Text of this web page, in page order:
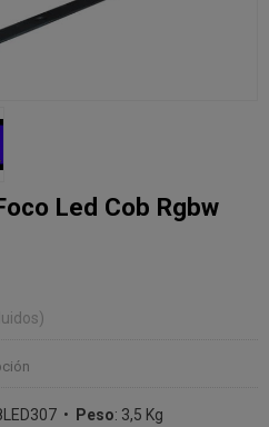
Led Cob Rgbw
• Peso: 3,5 Kg